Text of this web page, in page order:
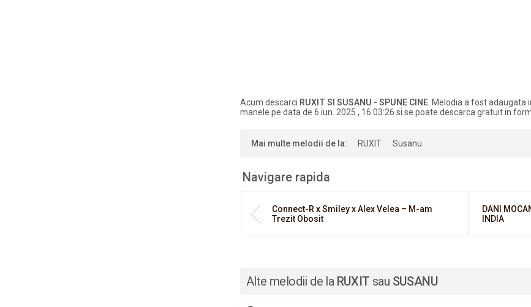
Acum descarci RUXIT SI SUSANU - SPUNE CINE . Melodia a fost adaugata
manele pe data de 6 iun. 2025 , 16:03:26 si se poate descarca gratuit in
Mai multe melodii de la: RUXIT Susanu
Navigare rapida
Connect-R x ‪Smiley‬ x ‪Alex Velea – M-am
Trezit Obosit
DANI
INDIA
Alte melodii de la RUXIT sau SUSANU